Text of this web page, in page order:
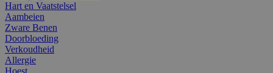
Hart en Vaatstelsel
Aambeien
Zware Benen
Doorbloeding
Verkoudheid
Allergie
Hoest